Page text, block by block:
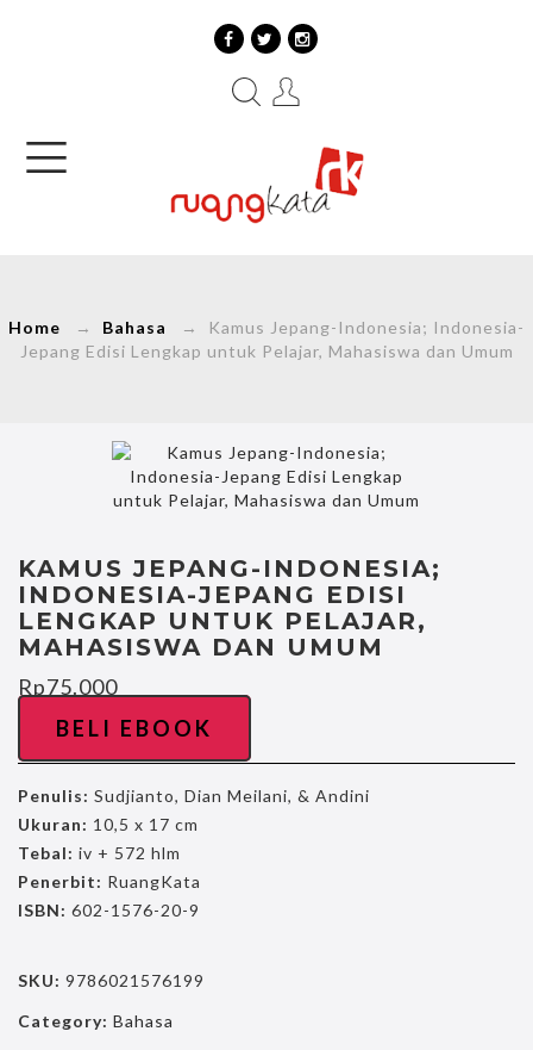
Home → Bahasa
→ Kamus Jepang-Indonesia; Indonesia-
Jepang Edisi Lengkap untuk Pelajar, Mahasiswa dan Umum
KAMUS JEPANG-INDONESIA;
INDONESIA-JEPANG EDISI
LENGKAP UNTUK PELAJAR,
MAHASISWA DAN UMUM
Rp75.000
BELI EBOOK
Penulis: Sudjianto, Dian Meilani, & Andini
Ukuran: 10,5 x 17 cm
Tebal: iv + 572 hlm
Penerbit: RuangKata
ISBN: 602-1576-20-9
SKU: 9786021576199
Category: Bahasa